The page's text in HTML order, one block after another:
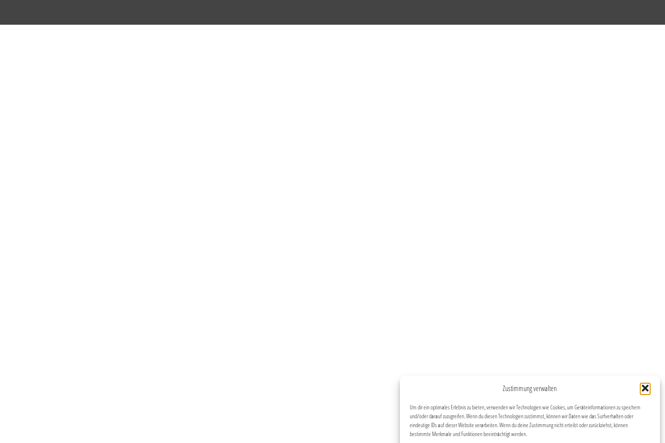
Zustimmung verwalten
Um dir ein optimales Erlebnis zu bieten, verwenden wir Technologien wie Cookies, um Geräteinformationen zu speichern
und/oder darauf zuzugreifen. Wenn du diesen Technologien zustimmst, können wir Daten wie das Surfverhalten oder
eindeutige IDs auf dieser Website verarbeiten. Wenn du deine Zustimmung nicht erteilst oder zurückziehst, können
bestimmte Merkmale und Funktionen beeinträchtigt werden.